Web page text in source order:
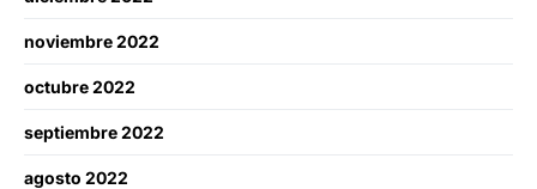
noviembre 2022
octubre 2022
septiembre 2022
agosto 2022